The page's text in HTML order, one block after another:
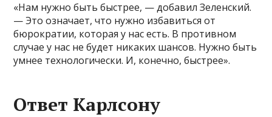
«Нам нужно быть быстрее, — добавил Зеленский.
— Это означает, что нужно избавиться от
бюрократии, которая у нас есть. В противном
случае у нас не будет никаких шансов. Нужно быть
умнее технологически. И, конечно, быстрее».
Ответ Карлсону